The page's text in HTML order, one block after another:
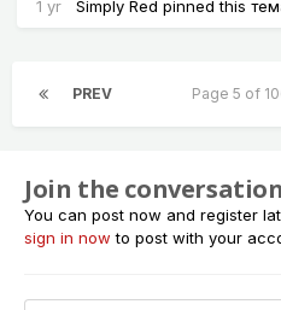
1 yr Simply Red pinned this
PREV Page 5 of
Join the conversation
You can post now and register
sign in now to post with your